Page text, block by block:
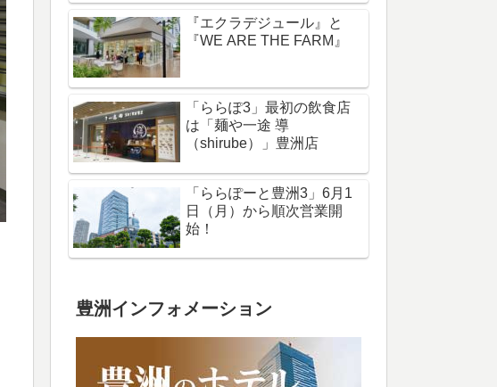
『エクラデジュール』と
『WE ARE THE FARM』
「ららぽ3」最初の飲食店
は「麺や一途 導
（shirube）」豊洲店
「ららぽーと豊洲3」6月1
日（月）から順次営業開
始！
豊洲インフォメーション